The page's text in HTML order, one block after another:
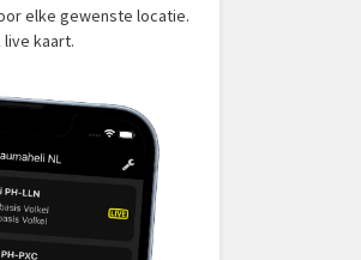
elke gewenste locatie.
kaart.